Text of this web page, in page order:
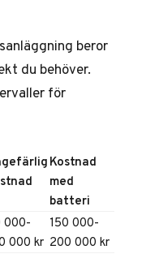
beror
du behöver.
för
Kostnad
med
batteri
000-
000 kr
150 000-
200 000 kr